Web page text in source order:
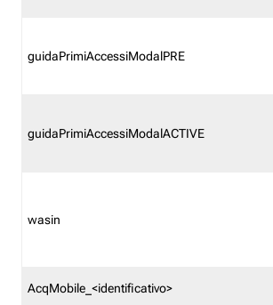
guidaPrimiAccessiModalPRE
guidaPrimiAccessiModalACTIVE
wasin
AcqMobile_<identificativo>